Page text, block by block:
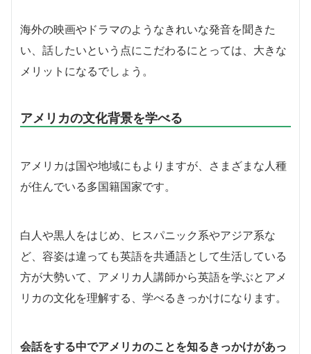
海外の映画やドラマのようなきれいな発音を聞きた
い、話したいという点にこだわるにとっては、大きな
メリットになるでしょう。
アメリカの文化背景を学べる
アメリカは国や地域にもよりますが、さまざまな人種
が住んでいる多国籍国家です。
白人や黒人をはじめ、ヒスパニック系やアジア系な
ど、容姿は違っても英語を共通語として生活している
方が大勢いて、アメリカ人講師から英語を学ぶとアメ
リカの文化を理解する、学べるきっかけになります。
会話をする中でアメリカのことを知るきっかけがあっ